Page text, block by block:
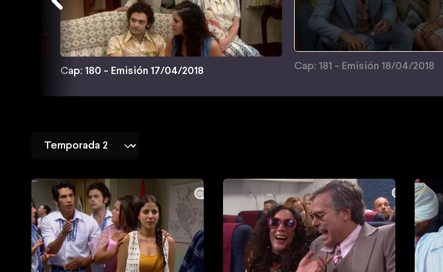
Cap: 180 - Emisión 17/04/2018
Cap: 181 - Emisión 18/04/2018